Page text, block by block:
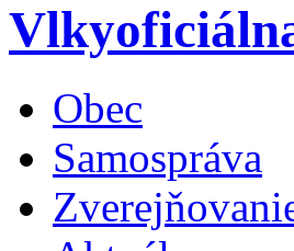
Vlky
Obec
Samospráva